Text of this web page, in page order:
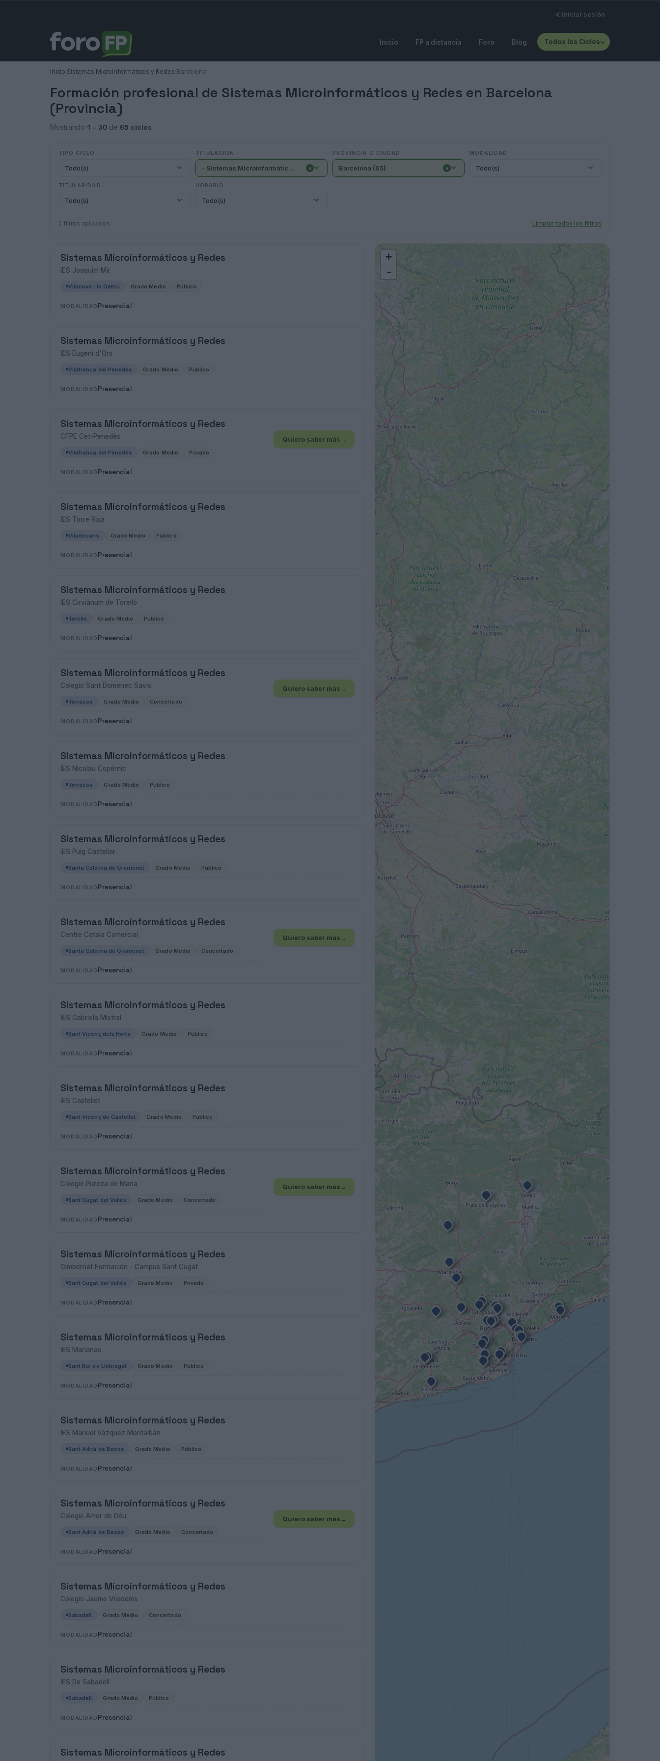
Iniciar sesión
Inicio FP a distancia Foro Blog Todos los Ciclos
Inicio›Sistemas Microinformáticos y Redes›Barcelona
Formación profesional de Sistemas Microinformáticos y Redes en Barcelona
(Provincia)
Mostrando 1 – 30 de 65 ciclos
TIPO CICLO
Todo(s)
TITULACIÓN
- Sistemas Microinformáticos y Redes (65) ×
PROVINCIA O CIUDAD
Barcelona (65) ×
MODALIDAD
Todo(s)
TITULARIDAD
Todo(s)
HORARIO
Todo(s)
2 filtros aplicados Limpiar todos los filtros
Sistemas Microinformáticos y Redes
IES Joaquim Mir
Vilanova i la Geltrú Grado Medio Público
MODALIDAD Presencial
Sistemas Microinformáticos y Redes
IES Eugeni d'Ors
Vilafranca del Penedès Grado Medio Público
MODALIDAD Presencial
Sistemas Microinformáticos y Redes
CFPE Cet-Penedès
Vilafranca del Penedès Grado Medio Privado
MODALIDAD Presencial
Quiero saber más →
Sistemas Microinformáticos y Redes
IES Torre Roja
Viladecans Grado Medio Público
MODALIDAD Presencial
Sistemas Microinformáticos y Redes
IES Cirviànum de Torelló
Torelló Grado Medio Público
MODALIDAD Presencial
Sistemas Microinformáticos y Redes
Colegio Sant Domènec Savio
Terrassa Grado Medio Concertado
MODALIDAD Presencial
Quiero saber más →
Sistemas Microinformáticos y Redes
IES Nicolau Copèrnic
Terrassa Grado Medio Público
MODALIDAD Presencial
Sistemas Microinformáticos y Redes
IES Puig Castellar
Santa Coloma de Gramenet Grado Medio Público
MODALIDAD Presencial
Sistemas Microinformáticos y Redes
Centre Catala Comercial
Santa Coloma de Gramenet Grado Medio Concertado
MODALIDAD Presencial
Quiero saber más →
Sistemas Microinformáticos y Redes
IES Gabriela Mistral
Sant Vicenç dels Horts Grado Medio Público
MODALIDAD Presencial
Sistemas Microinformáticos y Redes
IES Castellet
Sant Vicenç de Castellet Grado Medio Público
MODALIDAD Presencial
Sistemas Microinformáticos y Redes
Colegio Pureza de María
Sant Cugat del Vallès Grado Medio Concertado
MODALIDAD Presencial
Quiero saber más →
Sistemas Microinformáticos y Redes
Gimbernat Formación - Campus Sant Cugat
Sant Cugat del Vallès Grado Medio Privado
MODALIDAD Presencial
Sistemas Microinformáticos y Redes
IES Marianao
Sant Boi de Llobregat Grado Medio Público
MODALIDAD Presencial
Sistemas Microinformáticos y Redes
IES Manuel Vázquez Montalbán
Sant Adrià de Besòs Grado Medio Público
MODALIDAD Presencial
Sistemas Microinformáticos y Redes
Colegio Amor de Déu
Sant Adrià de Besòs Grado Medio Concertado
MODALIDAD Presencial
Quiero saber más →
Sistemas Microinformáticos y Redes
Colegio Jaume Viladoms
Sabadell Grado Medio Concertado
MODALIDAD Presencial
Sistemas Microinformáticos y Redes
IES De Sabadell
Sabadell Grado Medio Público
MODALIDAD Presencial
Sistemas Microinformáticos y Redes
+
-